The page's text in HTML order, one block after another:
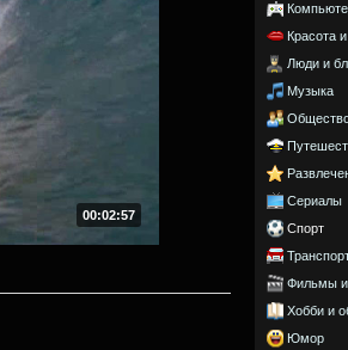
00:02:57
Красота
Люди и
Музыка
Сериалы
Спорт
Фильмы
Хобби и
Юмор